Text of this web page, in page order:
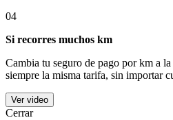
04
Si recorres muchos km
Cambia tu seguro de pago por km a
siempre la misma tarifa, sin importar
Ver video
Cerrar